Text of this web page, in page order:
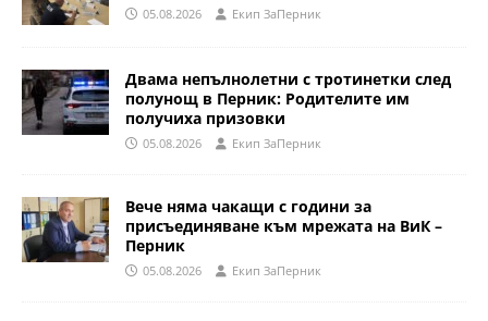
05.08.2026 Eкип ЗаПерник
Двама непълнолетни с тротинетки след
полунощ в Перник: Родителите им
получиха призовки
05.08.2026 Eкип ЗаПерник
Вече няма чакащи с години за
присъединяване към мрежата на ВиК –
Перник
05.08.2026 Eкип ЗаПерник